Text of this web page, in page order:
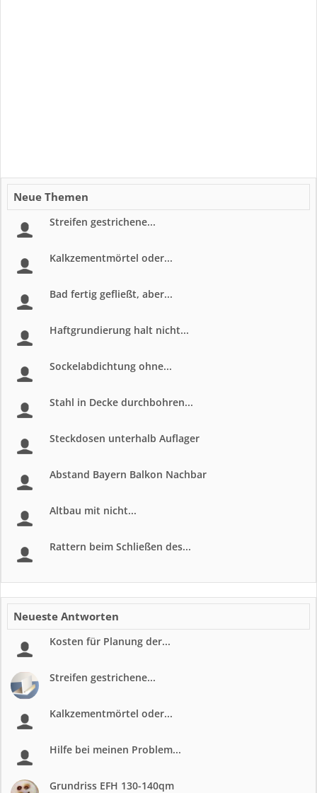
Neue Themen
Streifen gestrichene...
Kalkzementmörtel oder...
Bad fertig gefließt, aber...
Haftgrundierung halt nicht...
Sockelabdichtung ohne...
Stahl in Decke durchbohren...
Steckdosen unterhalb Auflager
Abstand Bayern Balkon Nachbar
Altbau mit nicht...
Rattern beim Schließen des...
Neueste Antworten
Kosten für Planung der...
Streifen gestrichene...
Kalkzementmörtel oder...
Hilfe bei meinen Problem...
Grundriss EFH 130-140qm